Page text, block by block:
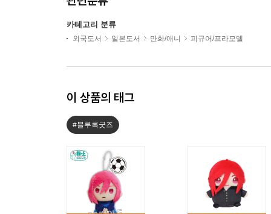
카테고리 분류
외국도서 일본도서 만화/애니 피규어/프라모델
이 상품의 태그
#블루록굿즈